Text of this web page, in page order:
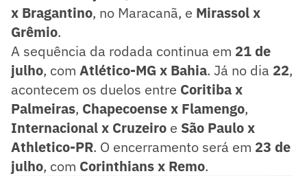
x Bragantino, no Maracanã, e Mirassol x
Grêmio.
A sequência da rodada continua em 21 de
julho, com Atlético-MG x Bahia. Já no dia 22,
acontecem os duelos entre Coritiba x
Palmeiras, Chapecoense x Flamengo,
Internacional x Cruzeiro e São Paulo x
Athletico-PR. O encerramento será em 23 de
julho, com Corinthians x Remo.